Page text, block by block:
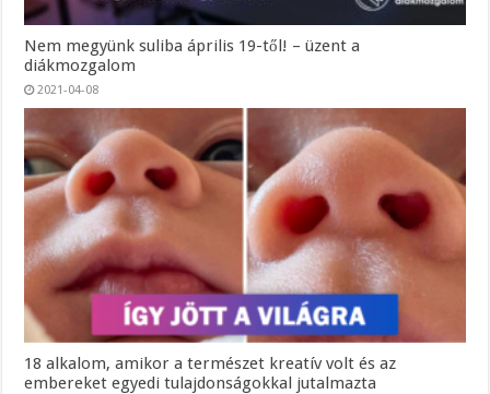
Nem megyünk suliba április 19-től! – üzent a
diákmozgalom
2021-04-08
18 alkalom, amikor a természet kreatív volt és az
embereket egyedi tulajdonságokkal jutalmazta